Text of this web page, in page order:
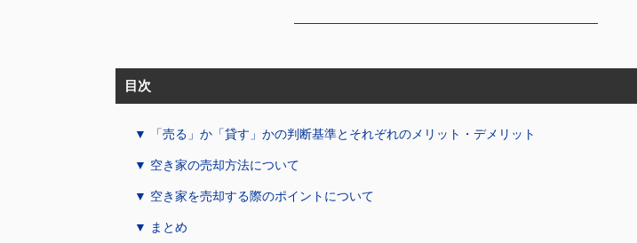
目次
▼ 「売る」か「貸す」かの判断基準とそれぞれのメリット・デメリット
▼ 空き家の売却方法について
▼ 空き家を売却する際のポイントについて
▼ まとめ